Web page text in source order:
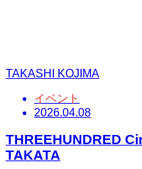
TAKASHI KOJIMA
イベント
2026.04.08
THREEHUNDRED
TAKATA